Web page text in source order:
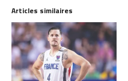
Articles similaires